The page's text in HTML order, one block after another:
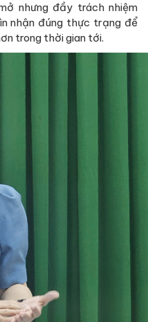
nhưng đầy trách nhiệm
nhận đúng thực trạng để
trong thời gian tới.